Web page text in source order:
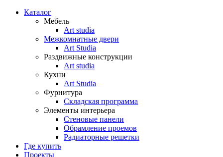
Каталог
Мебель
Art studia
Межкомнатные двери
Art Studia
Раздвижные конструкции
Art studia
Кухни
Art Studia
Фурнитура
Складская программа
Элементы интерьера
Стеновые панели
Обрамление проемов
Радиаторные решетки
Где купить
Проекты